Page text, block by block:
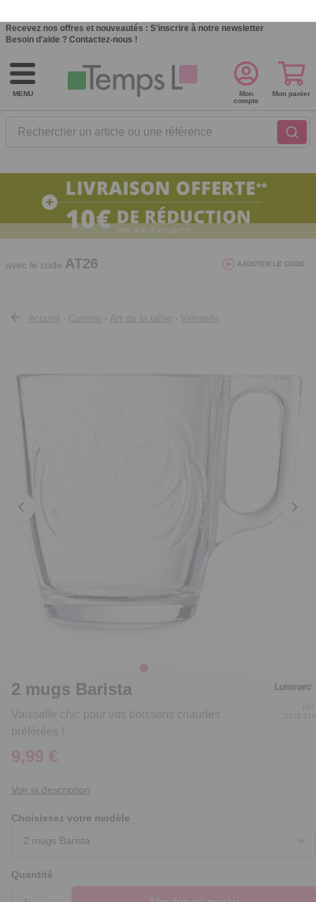
Besoin d'aide ? Contactez-nous !
MENU
Mon
compte
Mon panier
10€ de réduction dès 40€ d'achat. Offre
valable du 03/08/2026 au 12/08/2026.
Vaisselle chic pour vos boissons chaudes
préférées !
Réf.
9,99 €
Ajouter au panier